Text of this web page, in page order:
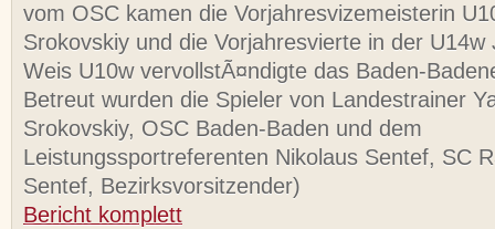
vom OSC kamen die Vorjahresvizemeisterin
Srokovskiy und die Vorjahresvierte in der U14w
Weis U10w vervollstÃ¤ndigte das Baden-
Betreut wurden die Spieler von Landestrainer
Srokovskiy, OSC Baden-Baden und dem
Leistungssportreferenten Nikolaus Sentef, SC
Sentef, Bezirksvorsitzender)
Bericht komplett